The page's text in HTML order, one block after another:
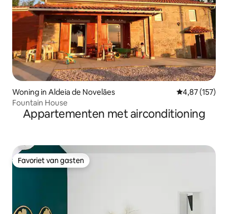
Woning in Aldeia de Novelães Gemiddelde
4,87 (157)
Fountain House
Appartementen met airconditioning
Favoriet van gasten
Favoriet van gasten